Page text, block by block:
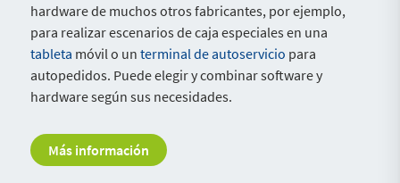
hardware de muchos otros fabricantes, por ejemplo,
para realizar escenarios de caja especiales en una
tableta móvil o un terminal de autoservicio para
autopedidos. Puede elegir y combinar software y
hardware según sus necesidades.
Más información